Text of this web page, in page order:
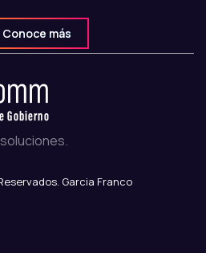
Conoce más
Garcia Franco